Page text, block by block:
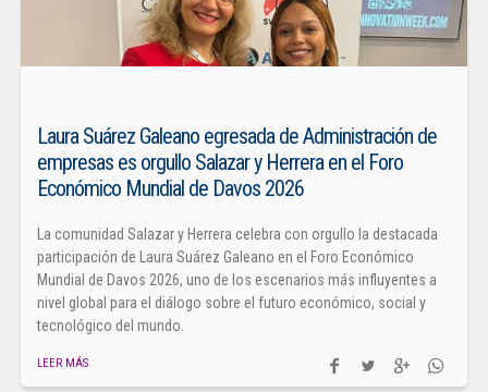
Laura Suárez Galeano egresada de Administración de
empresas es orgullo Salazar y Herrera en el Foro
Económico Mundial de Davos 2026
La comunidad Salazar y Herrera celebra con orgullo la destacada
participación de Laura Suárez Galeano en el Foro Económico
Mundial de Davos 2026, uno de los escenarios más influyentes a
nivel global para el diálogo sobre el futuro económico, social y
tecnológico del mundo.
LEER MÁS